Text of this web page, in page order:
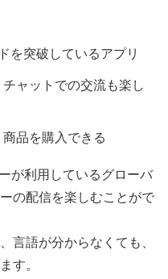
を突破しているアプリ
ャットでの交流も楽し
品を購入できる
が利用しているグローバ
の配信を楽しむことがで
言語が分からなくても、
す。